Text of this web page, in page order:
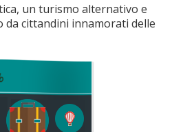
un turismo alternativo e
da cittandini innamorati delle